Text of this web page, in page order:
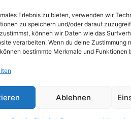
Erlebnis zu bieten, verwenden wir
zu speichern und/oder darauf
können wir Daten wie das
verarbeiten. Wenn du deine Zustimmung
bestimmte Merkmale und Funktionen
Ablehnen